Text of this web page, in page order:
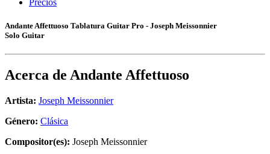
Precios
Andante Affettuoso Tablatura Guitar Pro - Joseph Meissonnier
Solo Guitar
Acerca de Andante Affettuoso
Artista: Joseph Meissonnier
Género: Clásica
Compositor(es): Joseph Meissonnier